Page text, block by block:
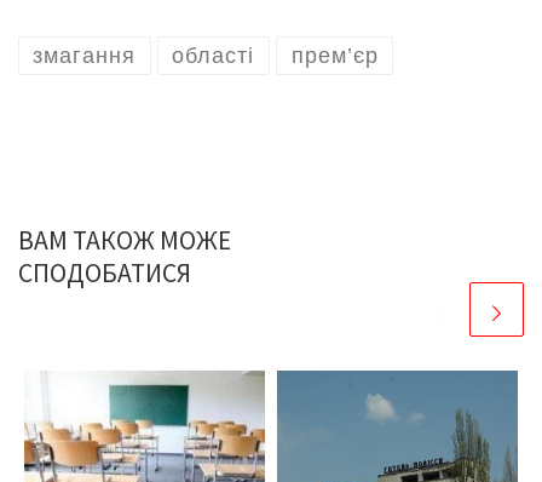
змагання області прем’єр
ВАМ ТАКОЖ МОЖЕ
СПОДОБАТИСЯ